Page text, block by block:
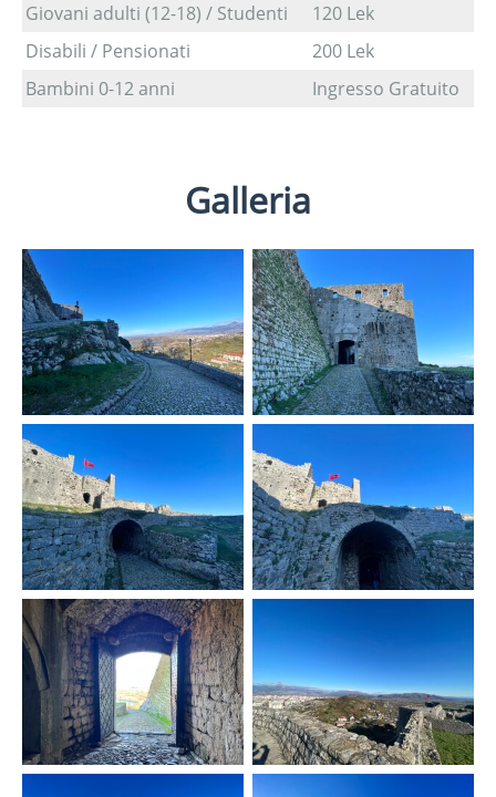
Giovani adulti (12-18) / Studenti
120 Lek
Disabili / Pensionati
200 Lek
Bambini 0-12 anni
Ingresso Gratuito
Galleria